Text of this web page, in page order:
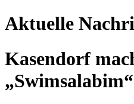
Aktuelle
Kasendorf